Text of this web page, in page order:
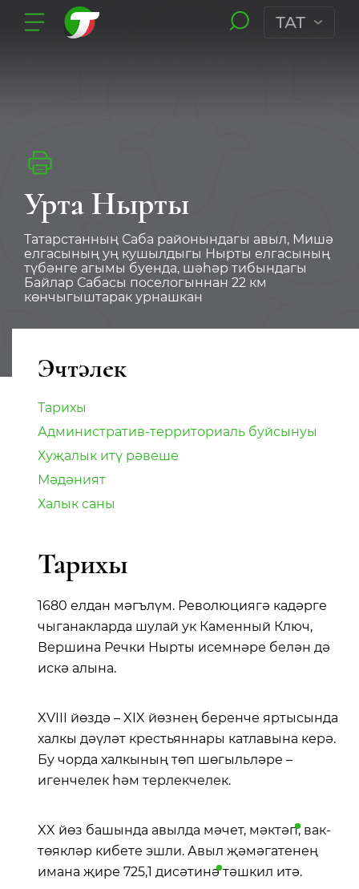
ТАТ
Урта Нырты
Татарстанның Саба районындагы авыл, Мишә
елгасының уң кушылдыгы Нырты елгасының
түбәнге агымы буенда, шәһәр тибындагы
Байлар Сабасы поселогыннан 22 км
көнчыгыштарак урнашкан
Эчтәлек
Тарихы
Административ-территориаль буйсынуы
Хуҗалык итү рәвеше
Мәдәният
Халык саны
Тарихы
1680 елдан мәгълүм. Революциягә кадәрге
чыганакларда шулай ук Каменный Ключ,
Вершина Речки Нырты исемнәре белән дә
искә алына.
XVIII йөздә – XIX йөзнең беренче яртысында
халкы дәүләт крестьяннары катлавына керә.
Бу чорда халкының төп шөгыльләре –
игенчелек һәм терлекчелек.
XX йөз башында авылда мәчет, мәктәп, вак-
төякләр кибете эшли. Авыл җәмәгатенең
имана җире 725,1 дисәтинәтәшкил итә.